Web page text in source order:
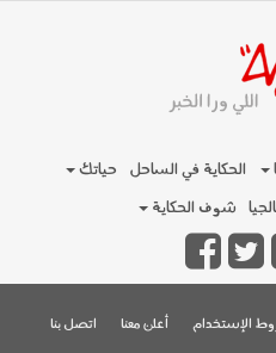
الحكاية في الساحل
حياتك
شوف الحكاية
الإستخدام أعلن معنا اتصل بنا